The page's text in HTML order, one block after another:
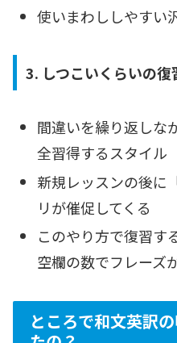
使いまわししやすい
3. しつこいくらいの復
間違いを繰り返しな
全習得するスタイル
新規レッスンの後に
リが催促してくる
このやり方で復習す
空欄の数でフレーズ
ところで和文英訳